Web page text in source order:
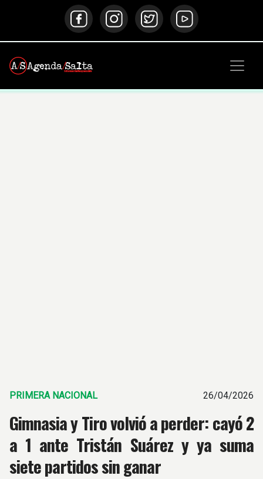
PRIMERA NACIONAL 26/04/2026
Gimnasia y Tiro volvió a perder: cayó 2
a 1 ante Tristán Suárez y ya suma
siete partidos sin ganar